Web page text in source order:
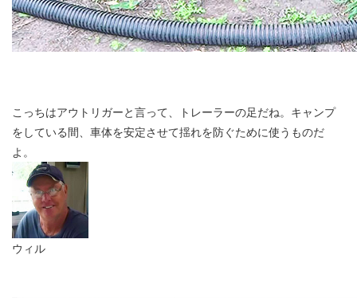
こっちはアウトリガーと言って、トレーラーの足だね。キャンプ
をしている間、車体を安定させて揺れを防ぐために使うものだ
よ。
ウィル